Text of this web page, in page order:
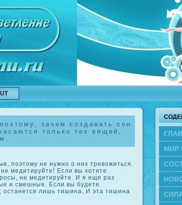
зачем создавать сон
только тех вещей,
поэтому не нужно о них тревожиться.
медитируйте! Если вы хотите
не медитируйте. И я еще раз
и смешные. Если вы будете
останется лишь тишина. И эта тишина
МИР